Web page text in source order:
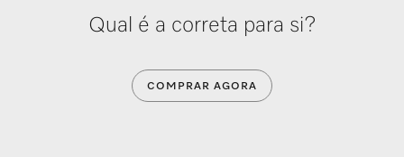
Qual é a correta para si?
COMPRAR AGORA